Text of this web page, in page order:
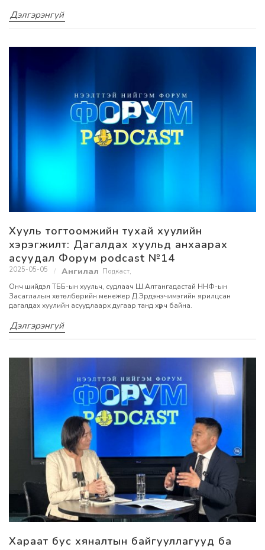
Дэлгэрэнгүй
Хууль тогтоомжийн тухай хуулийн
хэрэгжилт: Дагалдах хуульд анхаарах
асуудал Форум podcast №14
2025-05-05 Подкаст,
Онч шийдэл ТББ-ын хуульч, судлаач Ш.Алтангадастай ННФ-ын
Засаглалын хөтөлбөрийн менежер Д.Эрдэнэчимэгийн ярилцсан
дагалдах хуулийн асуудлаарх дугаар танд хүрч байна.
Дэлгэрэнгүй
Хараат бус хяналтын байгууллагууд ба